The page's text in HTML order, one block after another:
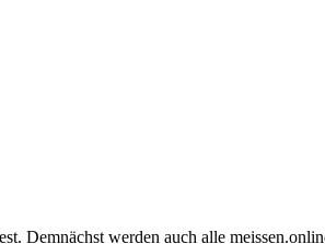
Demnächst werden auch alle